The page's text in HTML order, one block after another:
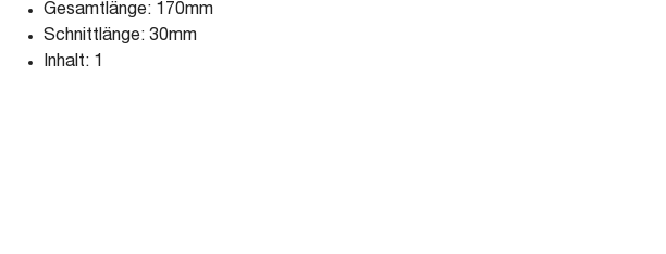
Gesamtlänge: 170mm
Schnittlänge: 30mm
Inhalt: 1